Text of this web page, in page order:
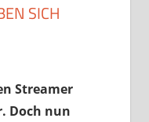
SICH
Streamer
Doch nun